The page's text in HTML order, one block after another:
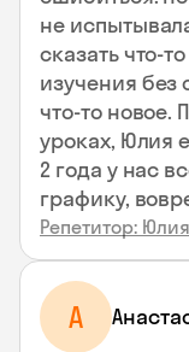
не
сказать что-
изучения
что-то новое.
уроках, Юлия
2 года у нас
графику,
Репетитор: Юлия
А